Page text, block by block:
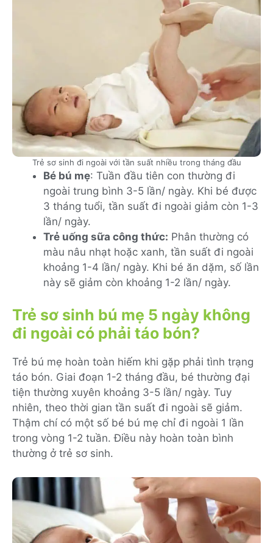
Trẻ sơ sinh đi ngoài với tần suất nhiều trong tháng đầu
Bé bú mẹ: Tuần đầu tiên con thường đi
ngoài trung bình 3-5 lần/ ngày. Khi bé được
3 tháng tuổi, tần suất đi ngoài giảm còn 1-3
lần/ ngày.
Trẻ uống sữa công thức: Phân thường có
màu nâu nhạt hoặc xanh, tần suất đi ngoài
khoảng 1-4 lần/ ngày. Khi bé ăn dặm, số lần
này sẽ giảm còn khoảng 1-2 lần/ ngày.
Trẻ sơ sinh bú mẹ 5 ngày không
đi ngoài có phải táo bón?
Trẻ bú mẹ hoàn toàn hiếm khi gặp phải tình trạng
táo bón. Giai đoạn 1-2 tháng đầu, bé thường đại
tiện thường xuyên khoảng 3-5 lần/ ngày. Tuy
nhiên, theo thời gian tần suất đi ngoài sẽ giảm.
Thậm chí có một số bé bú mẹ chỉ đi ngoài 1 lần
trong vòng 1-2 tuần. Điều này hoàn toàn bình
thường ở trẻ sơ sinh.